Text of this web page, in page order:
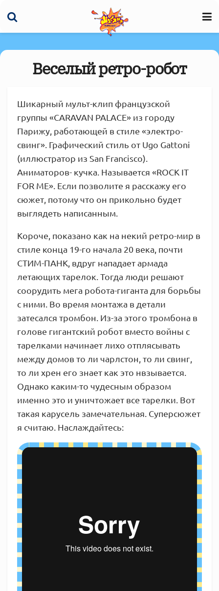
Веселый ретро-робот
Шикарный мульт-клип французской
группы «CARAVAN PALACE» из городу
Парижу, работающей в стиле «электро-
свинг». Графический стиль от Ugo Gattoni
(иллюстратор из San Francisco).
Аниматоров- кучка. Называется «ROCK IT
FOR ME». Если позволите я расскажу его
сюжет, потому что он прикольно будет
выглядеть написанным.
Короче, показано как на некий ретро-мир в
стиле конца 19-го начала 20 века, почти
СТИМ-ПАНК, вдруг нападает армада
летающих тарелок. Тогда люди решают
соорудить мега робота-гиганта для борьбы
с ними. Во время монтажа в детали
затесался тромбон. Из-за этого тромбона в
голове гигантский робот вместо войны с
тарелками начинает лихо отплясывать
между домов то ли чарлстон, то ли свинг,
то ли хрен его знает как это нвзывается.
Однако каким-то чудесным образом
именно это и уничтожает все тарелки. Вот
такая карусель замечательная. Суперсюжет
я считаю. Наслаждайтесь: